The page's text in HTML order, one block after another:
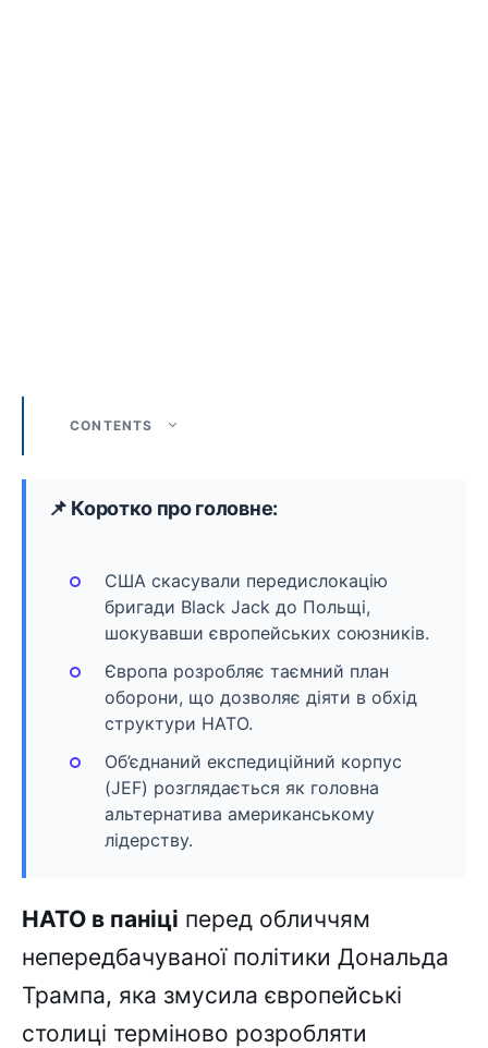
CONTENTS
📌 Коротко про головне:
США скасували передислокацію
бригади Black Jack до Польщі,
шокувавши європейських союзників.
Європа розробляє таємний план
оборони, що дозволяє діяти в обхід
структури НАТО.
Об’єднаний експедиційний корпус
(JEF) розглядається як головна
альтернатива американському
лідерству.
НАТО в паніці перед обличчям
непередбачуваної політики Дональда
Трампа, яка змусила європейські
столиці терміново розробляти